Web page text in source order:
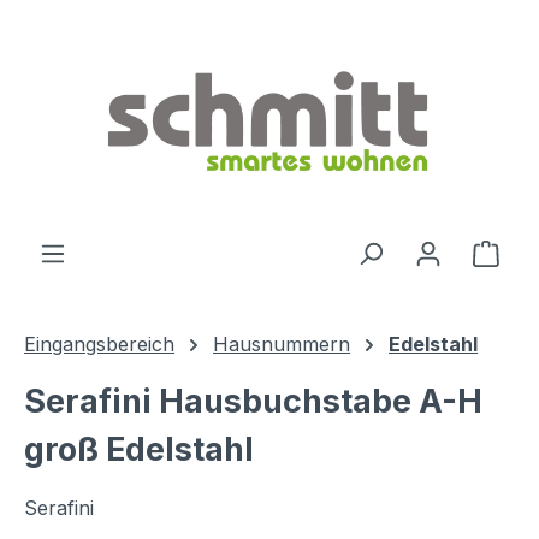
Eingangsbereich Hausnummern Edelstahl
Serafini Hausbuchstabe A-H
groß Edelstahl
Serafini